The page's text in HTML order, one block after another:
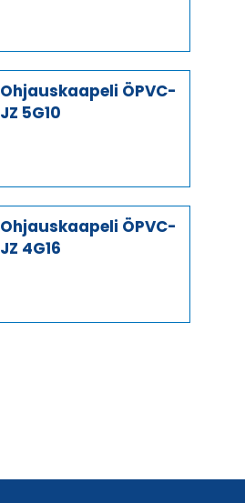
Ohjauskaapeli ÖPVC-
JZ 5G10
Ohjauskaapeli ÖPVC-
JZ 4G16